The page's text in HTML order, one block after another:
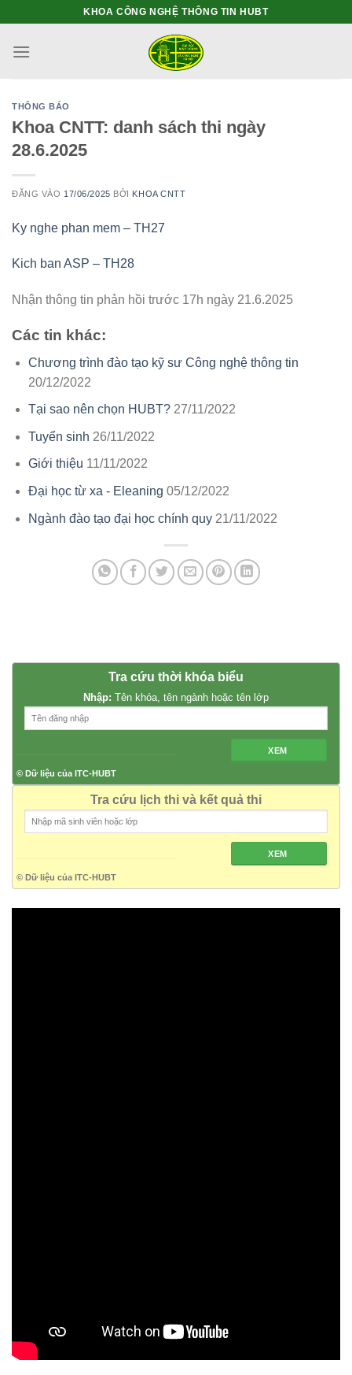
nội
KHOA CÔNG NGHỆ THÔNG TIN HUBT
THÔNG BÁO
Khoa CNTT: danh sách thi ngày
28.6.2025
ĐĂNG VÀO 17/06/2025 BỞI KHOA CNTT
Ky nghe phan mem – TH27
Kich ban ASP – TH28
Nhận thông tin phản hồi trước 17h ngày 21.6.2025
Các tin khác:
Chương trình đào tạo kỹ sư Công nghệ thông tin
20/12/2022
Tại sao nên chọn HUBT?27/11/2022
Tuyển sinh 26/11/2022
Giới thiệu 11/11/2022
Đại học từ xa - Eleaning 05/12/2022
Ngành đào tạo đại học chính quy21/11/2022
Tra cứu thời khóa biểu
Nhập: Tên khóa, tên ngành hoặc tên lớp
XEM
© Dữ liệu của ITC-HUBT
Tra cứu lịch thi và kết quả thi
XEM
© Dữ liệu của ITC-HUBT